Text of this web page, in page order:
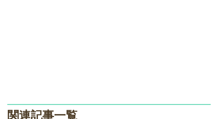
関連記事一覧